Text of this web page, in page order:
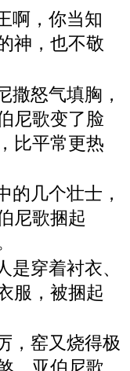
啊，你当知
神，也不敬
怒气填胸，
尼歌变了脸
比平常更热
几个壮士，
尼歌捆起
穿着衬衣、
服，被捆起
，窑又烧得极